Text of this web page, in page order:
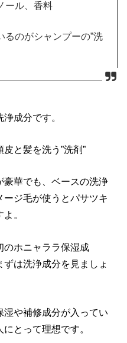
ール、香料
のがシャンプーの”洗
成分です。
と髪を洗う”洗剤”
豪華でも、ベースの洗浄
ジ毛が使うとパサツキ
。
のホニャララ保湿成
は洗浄成分を見ましょ
や補修成分が入ってい
とって理想です。